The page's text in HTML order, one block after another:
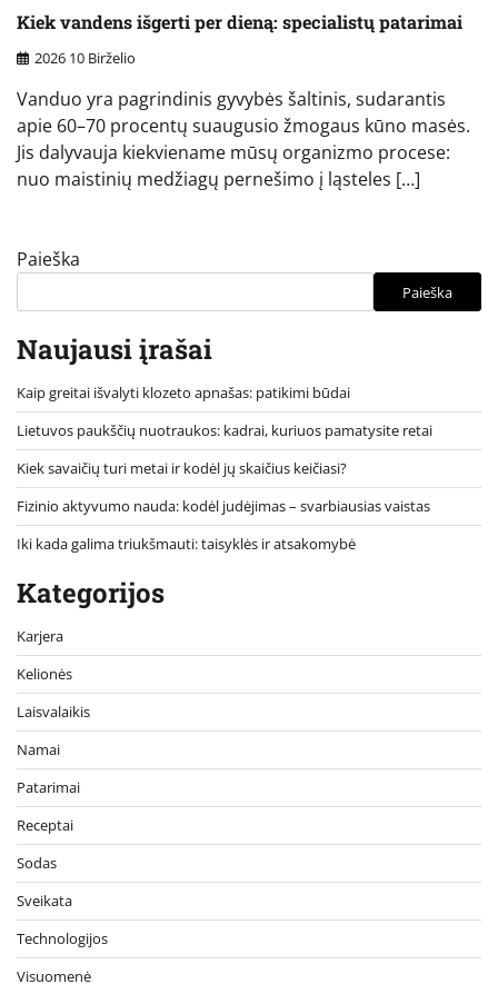
Kiek vandens išgerti per dieną: specialistų patarimai
2026 10 Birželio
Vanduo yra pagrindinis gyvybės šaltinis, sudarantis
apie 60–70 procentų suaugusio žmogaus kūno masės.
Jis dalyvauja kiekviename mūsų organizmo procese:
nuo maistinių medžiagų pernešimo į ląsteles […]
Paieška
Paieška
Naujausi įrašai
Kaip greitai išvalyti klozeto apnašas: patikimi būdai
Lietuvos paukščių nuotraukos: kadrai, kuriuos pamatysite retai
Kiek savaičių turi metai ir kodėl jų skaičius keičiasi?
Fizinio aktyvumo nauda: kodėl judėjimas – svarbiausias vaistas
Iki kada galima triukšmauti: taisyklės ir atsakomybė
Kategorijos
Karjera
Kelionės
Laisvalaikis
Namai
Patarimai
Receptai
Sodas
Sveikata
Technologijos
Visuomenė